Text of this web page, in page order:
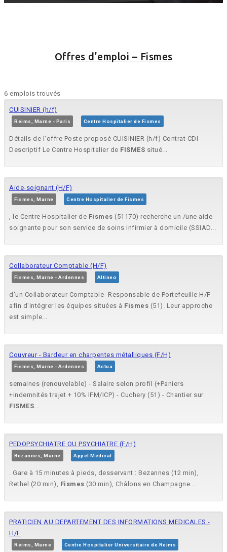
Offres d’emploi – Fismes
6 emplois trouvés
CUISINIER (h/f)
Reims, Marne - Paris Centre Hospitalier de Fismes
Détails de l'offre Poste proposé CUISINIER (h/f) Contrat CDI
Descriptif Le Centre Hospitalier de FISMES situé...
Aide-soignant (H/F)
Fismes, Marne Centre Hospitalier de Fismes
, le Centre Hospitalier de Fismes (51170) recherche un /une aide-
soignante pour son service de soins infirmier à domicile (SSIAD...
Collaborateur Comptable (H/F)
Fismes, Marne - Ardennes Altineo
d'un Collaborateur Comptable- Responsable de Portefeuille H/F
afin d'intégrer les équipes situées à Fismes (51). Leur approche
est simple...
Couvreur - Bardeur en charpentes métalliques (F/H)
Fismes, Marne - Ardennes Actua
semaines (renouvelable) - Salaire selon profil (+Paniers
+indemnités trajet + 10% IFM/ICP) - Cuchery (51) - Chantier sur
FISMES...
PEDOPSYCHIATRE OU PSYCHIATRE (F/H)
Bezannes, Marne Appel Médical
. Gare à 15 minutes à pieds, desservant : Bezannes (12 min),
Rethel (20 min), Fismes (30 min), Châlons en Champagne...
PRATICIEN AU DEPARTEMENT DES INFORMATIONS MEDICALES -
H/F
Reims, Marne Centre Hospitalier Universitaire de Reims